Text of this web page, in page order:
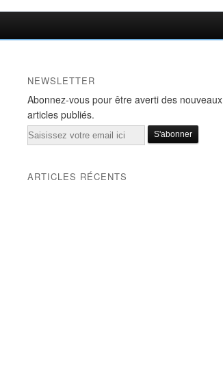
NEWSLETTER
Abonnez-vous pour être averti des nouveaux
articles publiés.
Email
ARTICLES RÉCENTS